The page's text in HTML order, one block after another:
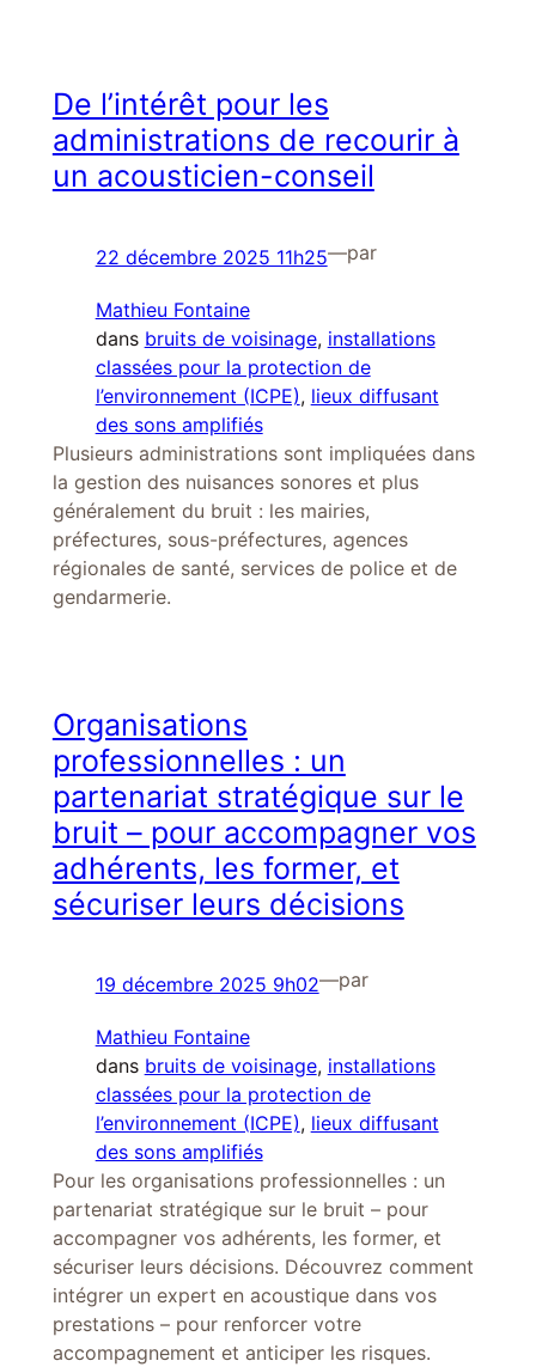
De l’intérêt pour les
administrations de recourir à
un acousticien-conseil
22 décembre 2025 11h25—par
Mathieu Fontaine
dans bruits de voisinage, installations
classées pour la protection de
l’environnement (ICPE), lieux diffusant
des sons amplifiés
Plusieurs administrations sont impliquées dans
la gestion des nuisances sonores et plus
généralement du bruit : les mairies,
préfectures, sous-préfectures, agences
régionales de santé, services de police et de
gendarmerie.
Organisations
professionnelles : un
partenariat stratégique sur le
bruit – pour accompagner vos
adhérents, les former, et
sécuriser leurs décisions
19 décembre 2025 9h02—par
Mathieu Fontaine
dans bruits de voisinage, installations
classées pour la protection de
l’environnement (ICPE), lieux diffusant
des sons amplifiés
Pour les organisations professionnelles : un
partenariat stratégique sur le bruit – pour
accompagner vos adhérents, les former, et
sécuriser leurs décisions. Découvrez comment
intégrer un expert en acoustique dans vos
prestations – pour renforcer votre
accompagnement et anticiper les risques.